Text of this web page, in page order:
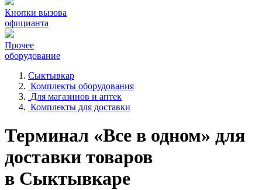
Кнопки вызова
официанта
Прочее
оборудование
Сыктывкар
Комплекты оборудования
Для магазинов и аптек
Комплекты для доставки
Терминал «Все в одном» для
доставки товаров
в Сыктывкаре